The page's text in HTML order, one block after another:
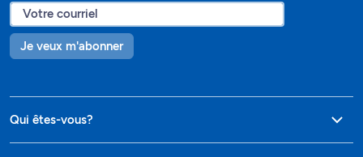
Je veux m'abonner
Qui êtes-vous?